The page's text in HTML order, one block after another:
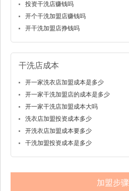
投资干洗店赚钱吗
开个干洗加盟店赚钱吗
开干洗加盟店挣钱吗
干洗店成本
开一家洗衣店加盟成本是多少
开一家干洗加盟店的成本是多少
开一家干洗店加盟成本大吗
洗衣店加盟投资成本多少
开洗衣店加盟成本要多少
干洗加盟投资成本是多少
加盟步骤